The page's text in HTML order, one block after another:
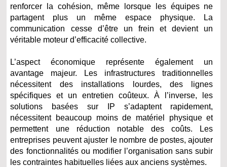
renforcer la cohésion, même lorsque les équipes ne
partagent plus un même espace physique. La
communication cesse d’être un frein et devient un
véritable moteur d’efficacité collective.
L’aspect économique représente également un
avantage majeur. Les infrastructures traditionnelles
nécessitent des installations lourdes, des lignes
spécifiques et un entretien coûteux. À l’inverse, les
solutions basées sur IP s’adaptent rapidement,
nécessitent beaucoup moins de matériel physique et
permettent une réduction notable des coûts. Les
entreprises peuvent ajuster le nombre de postes, ajouter
des fonctionnalités ou modifier l’organisation sans subir
les contraintes habituelles liées aux anciens systèmes.